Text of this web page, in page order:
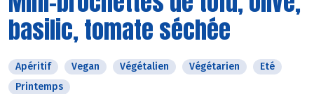
basilic, tomate séchée
Apéritif Vegan Végétalien Végétarien
Eté
Printemps